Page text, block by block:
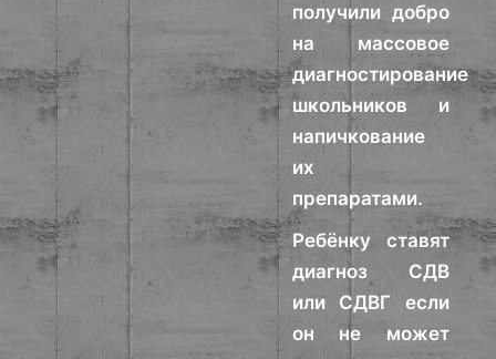
получили добро
на массовое
диагностирование
школьников и
напичкование
их
препаратами.
Ребёнку ставят
диагноз СДВ
или СДВГ если
он не может